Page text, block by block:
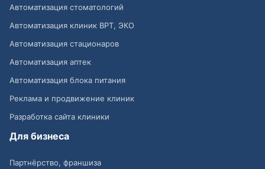
Автоматизация стоматологий
Автоматизация клиник ВРТ, ЭКО
Автоматизация стационаров
Автоматизация аптек
Автоматизация блока питания
Реклама и продвижение клиник
Разработка сайта клиники
Для бизнеса
Партнёрство, франшиза